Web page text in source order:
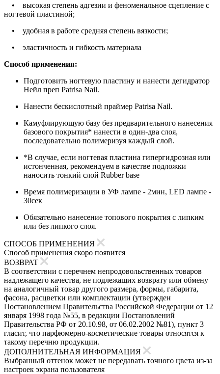
• высокая степень адгезии и феноменальное сцепление с
ногтевой пластиной;
• удобная в работе средняя степень вязкости;
• эластичность и гибкость материала
Способ применения:
Подготовить ногтевую пластину и нанести дегидратор
Нейл преп Patrisa Nail.
Нанести бескислотный праймер Patrisa Nail.
Камуфлирующую базу без предварительного нанесения
базового покрытия* нанести в один-два слоя,
последовательно полимеризуя каждый слой.
*В случае, если ногтевая пластина гипергидрозная или
истонченная, рекомендуем в качестве подложки
наносить тонкий слой Rubber base
Время полимеризации в УФ лампе - 2мин, LED лампе -
30сек
Обязательно нанесение топового покрытия с липким
или без липкого слоя.
СПОСОБ ПРИМЕНЕНИЯ
Способ применения скоро появится
ВОЗВРАТ
В соответствии с перечнем непродовольственных товаров
надлежащего качества, не подлежащих возврату или обмену
на аналогичный товар другого размера, формы, габарита,
фасона, расцветки или комплектации (утвержден
Постановлением Правительства Российской Федерации от 12
января 1998 года №55, в редакции Постановлений
Правительства РФ от 20.10.98, от 06.02.2002 №81), пункт 3
гласит, что парфюмерно-косметические товары относятся к
такому перечню продукции.
ДОПОЛНИТЕЛЬНАЯ ИНФОРМАЦИЯ
Выбранный оттенок может не передавать точного цвета из-за
настроек экрана пользователя